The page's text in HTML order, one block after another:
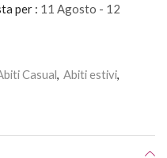
per : 11 Agosto - 12
Casual, Abiti estivi,